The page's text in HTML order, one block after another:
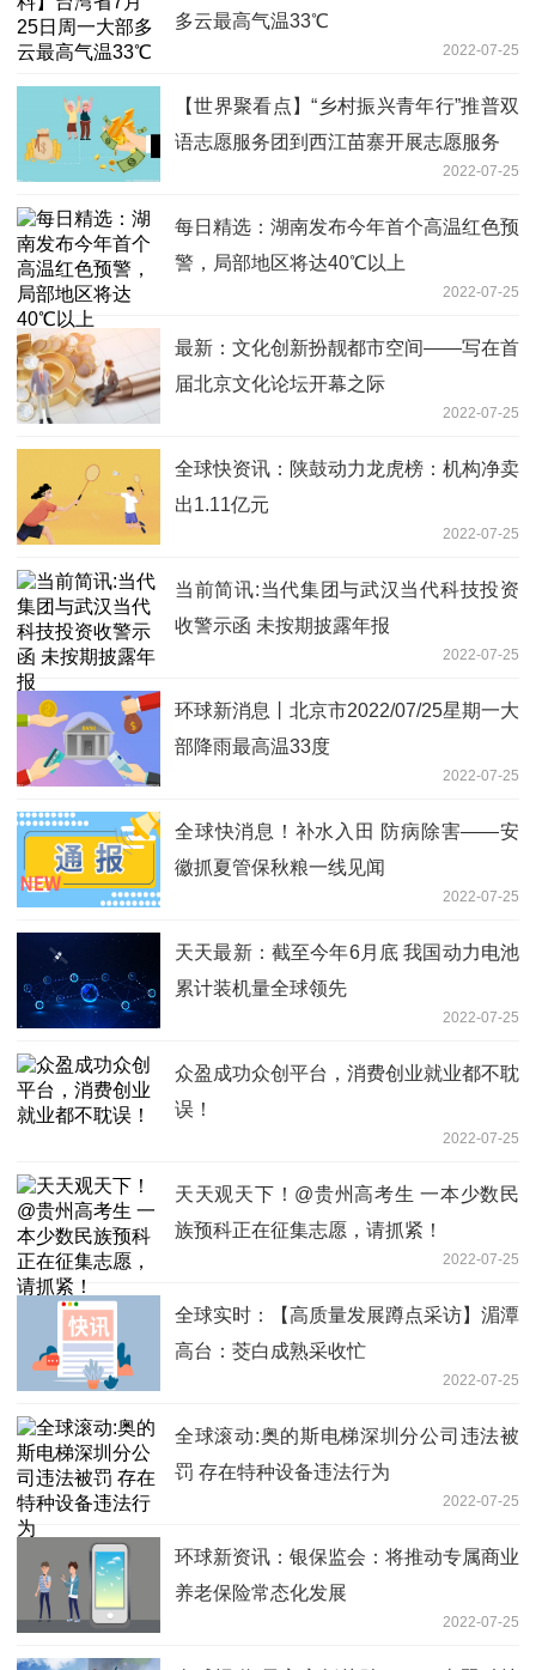
多云最高气温33℃
2022-07-25
【世界聚看点】“乡村振兴青年行”推普双
语志愿服务团到西江苗寨开展志愿服务
2022-07-25
每日精选：湖南发布今年首个高温红色预
警，局部地区将达40℃以上
2022-07-25
最新：文化创新扮靓都市空间——写在首
届北京文化论坛开幕之际
2022-07-25
全球快资讯：陕鼓动力龙虎榜：机构净卖
出1.11亿元
2022-07-25
当前简讯:当代集团与武汉当代科技投资
收警示函 未按期披露年报
2022-07-25
环球新消息丨北京市2022/07/25星期一大
部降雨最高温33度
2022-07-25
全球快消息！补水入田 防病除害——安
徽抓夏管保秋粮一线见闻
2022-07-25
天天最新：截至今年6月底 我国动力电池
累计装机量全球领先
2022-07-25
众盈成功众创平台，消费创业就业都不耽
误！
2022-07-25
天天观天下！@贵州高考生 一本少数民
族预科正在征集志愿，请抓紧！
2022-07-25
全球实时：【高质量发展蹲点采访】湄潭
高台：茭白成熟采收忙
2022-07-25
全球滚动:奥的斯电梯深圳分公司违法被
罚 存在特种设备违法行为
2022-07-25
环球新资讯：银保监会：将推动专属商业
养老保险常态化发展
2022-07-25